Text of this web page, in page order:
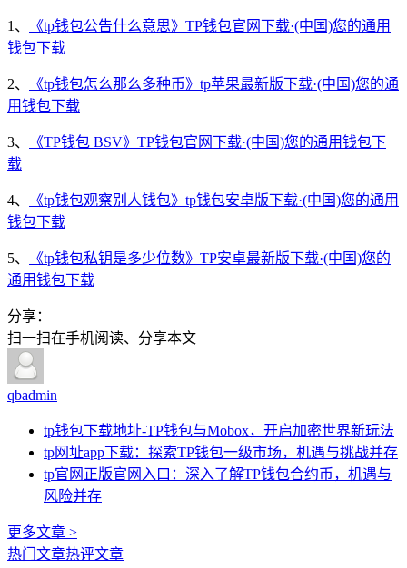
1、
《tp钱包公告什么意思》TP钱包官网下载·(中国)您的通用
钱包下载
2、
《tp钱包怎么那么多种币》tp苹果最新版下载·(中国)您的通
用钱包下载
3、
《TP钱包 BSV》TP钱包官网下载·(中国)您的通用钱包下
载
4、
《tp钱包观察别人钱包》tp钱包安卓版下载·(中国)您的通用
钱包下载
5、
《tp钱包私钥是多少位数》TP安卓最新版下载·(中国)您的
通用钱包下载
分享：
扫一扫在手机阅读、分享本文
qbadmin
tp钱包下载地址-TP钱包与Mobox，开启加密世界新玩法
tp网址app下载：探索TP钱包一级市场，机遇与挑战并存
tp官网正版官网入口：深入了解TP钱包合约币，机遇与
风险并存
更多文章 >
热门文章热评文章